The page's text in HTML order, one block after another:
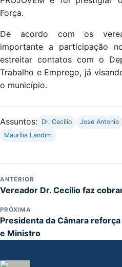
Força.
De acordo com os
importante a participação
estreitar contatos com o
Trabalho e Emprego, já
o município.
Assuntos: Dr. Cecílio José Antonio
Maurília Landim
ANTERIOR
Vereador Dr. Cecílio faz
PRÓXIMA
Presidenta da Câmara
e Ministro